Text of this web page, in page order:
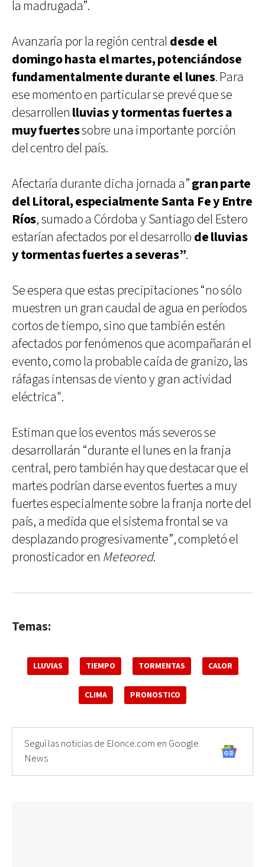
la madrugada”.
Avanzaría por la región central desde el
domingo hasta el martes, potenciándose
fundamentalmente durante el lunes. Para
ese momento en particular se prevé que se
desarrollen lluvias y tormentas fuertes a
muy fuertessobre una importante porción
del centro del país.
Afectaría durante dicha jornada a”gran parte
del Litoral, especialmente Santa Fe y Entre
Ríos, sumado a Córdoba y Santiago del Estero
estarían afectados por el desarrollo de lluvias
y tormentas fuertes a severas”.
Se espera que estas precipitaciones “no sólo
muestren un gran caudal de agua en períodos
cortos de tiempo, sino que también estén
afectados por fenómenos que acompañarán el
evento, como la probable caída de granizo, las
ráfagas intensas de viento y gran actividad
eléctrica".
Estiman que los eventos más severos se
desarrollarán “durante el lunes en la franja
central, pero también hay que destacar que el
martes podrían darse eventos fuertes a muy
fuertes especialmente sobre la franja norte del
país, a medida que el sistema frontal se va
desplazando progresivamente”, completó el
pronosticador en Meteored.
Temas:
LLUVIAS TIEMPO TORMENTAS CALOR
CLIMA PRONOSTICO
Seguí las noticias de Elonce.com en Google
News